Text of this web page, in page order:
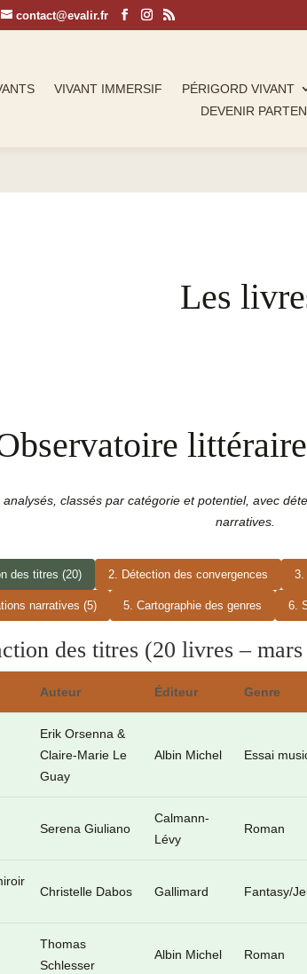
contact@evalir.fr
VIVANT IMMERSIF PÉRIGORD VIVANT
DEVENIR
Les
analysés, classés par catégorie et potentiel, avec
narratives.
des titres (20) 2. Détection des convergences 3.
narratives (5) 5. Cartographie des genres 6.
des titres (20 livres –
Auteur Éditeur Genre
Erik Orsenna &
Claire-Marie Le
Guay
Albin Michel Essai
Serena Giuliano
Calmann-
Lévy
Roman
Christelle Dabos Gallimard Fantasy/
Thomas
Schlesser
Albin Michel Roman